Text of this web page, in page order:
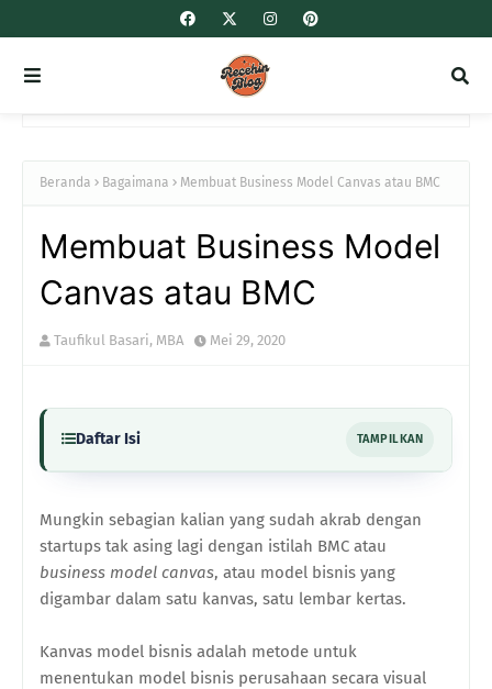
Beranda Bagaimana Membuat Business Model Canvas atau BMC
Membuat Business Model
Canvas atau BMC
Taufikul Basari, MBA Mei 29, 2020
Daftar Isi TAMPILKAN
Mungkin sebagian kalian yang sudah akrab dengan
startups tak asing lagi dengan istilah BMC atau
business model canvas, atau model bisnis yang
digambar dalam satu kanvas, satu lembar kertas.
Kanvas model bisnis adalah metode untuk
menentukan model bisnis perusahaan secara visual